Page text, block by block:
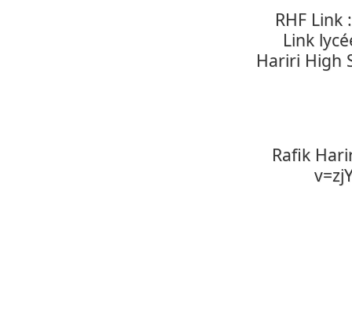
Hariri